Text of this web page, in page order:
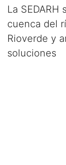
La
cuenca del
Rioverde y
soluciones